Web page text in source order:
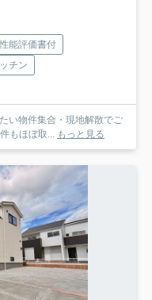
能評価書付
チン
い物件集合・現地解散でご
もほぼ取... もっと見る